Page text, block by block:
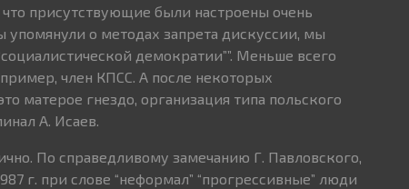
присутствующие были настроены очень
о методах запрета дискуссии, мы
демократии””. Меньше всего
член КПСС. А после некоторых
матерое гнездо, организация типа польского
А. Исаев.
По справедливому замечанию Г. Павловского,
г. при слове “неформал” “прогрессивные” люди